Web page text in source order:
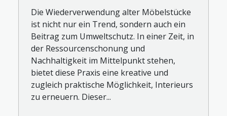
Die Wiederverwendung alter Möbelstücke
ist nicht nur ein Trend, sondern auch ein
Beitrag zum Umweltschutz. In einer Zeit, in
der Ressourcenschonung und
Nachhaltigkeit im Mittelpunkt stehen,
bietet diese Praxis eine kreative und
zugleich praktische Möglichkeit, Interieurs
zu erneuern. Dieser...